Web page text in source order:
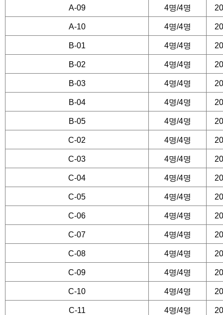
예약 인원이 추가되신
고지해 주셔야 합니다.
입실시간 : 오후 2시 (저
연락 주시기 바랍니다)
퇴실시간 : 오전 11시
퇴실 시에는 객실정리를
을 받으셔야 합니다
퇴실시간 지연으로 인한
조하여 주시기 바랍니다
집기가 파손된 경우 관
미성년자는 보호자와 동
능합니다
이용 중 고객과실로 인
임을 지지 않습니다
기타 화재 및 안전 사고
모든 행위를 금지합니다
A-09 4명/4명
A-10 4명/4명
B-01 4명/4명
B-02 4명/4명
B-03 4명/4명
B-04 4명/4명
B-05 4명/4명
C-02 4명/4명
C-03 4명/4명
C-04 4명/4명
C-05 4명/4명
C-06 4명/4명
C-07 4명/4명
C-08 4명/4명
C-09 4명/4명
C-10 4명/4명
C-11 4명/4명